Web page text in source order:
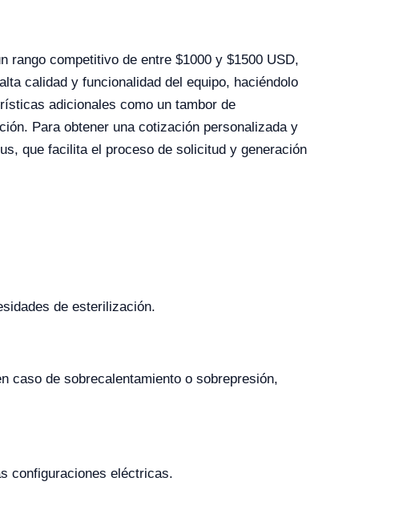
rango competitivo de entre $1000 y $1500 USD,
calidad y funcionalidad del equipo, haciéndolo
adicionales como un tambor de
Para obtener una cotización personalizada y
que facilita el proceso de solicitud y generación
de esterilización.
caso de sobrecalentamiento o sobrepresión,
configuraciones eléctricas.